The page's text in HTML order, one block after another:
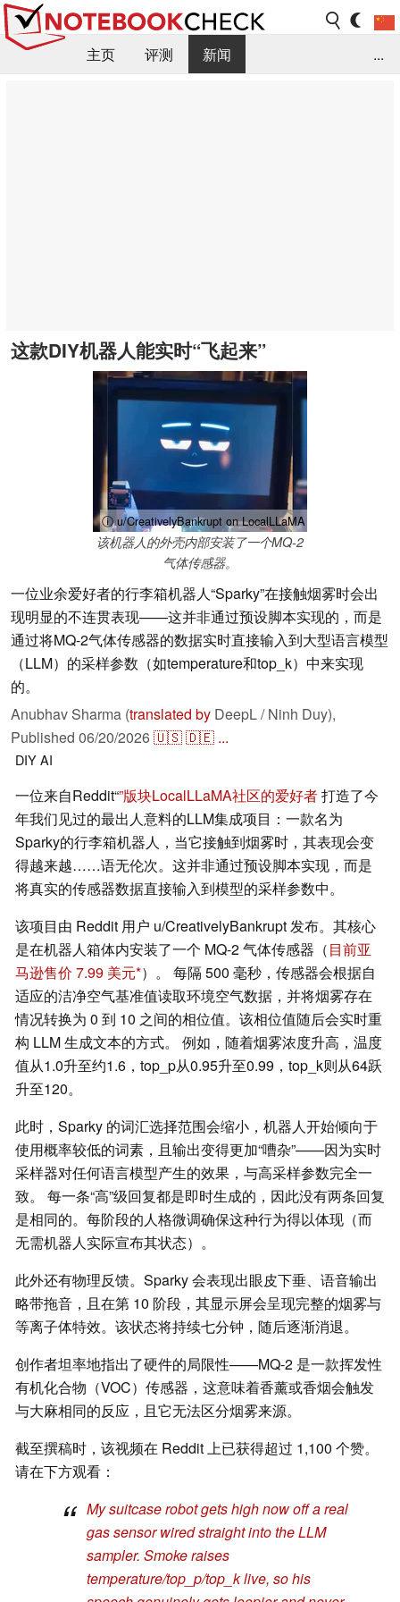
主页 评测
新闻
...
这款DIY机器人能实时“飞起来”
ⓘ u/CreativelyBankrupt on LocalLLaMA
该机器人的外壳内部安装了一个MQ-2
气体传感器。
一位业余爱好者的行李箱机器人“Sparky”在接触烟雾时会出
现明显的不连贯表现——这并非通过预设脚本实现的，而是
通过将MQ-2气体传感器的数据实时直接输入到大型语言模型
（LLM）的采样参数（如temperature和top_k）中来实现
的。
Anubhav Sharma (translated by DeepL / Ninh Duy),
Published 06/20/2026🇺🇸🇩🇪 ...
DIYAI
一位来自Reddit“”版块LocalLLaMA社区的爱好者打造了今
年我们见过的最出人意料的LLM集成项目：一款名为
Sparky的行李箱机器人，当它接触到烟雾时，其表现会变
得越来越……语无伦次。这并非通过预设脚本实现，而是
将真实的传感器数据直接输入到模型的采样参数中。
该项目由 Reddit 用户 u/CreativelyBankrupt 发布。其核心
是在机器人箱体内安装了一个 MQ-2 气体传感器（目前亚
马逊售价 7.99 美元 ）。 每隔 500 毫秒，传感器会根据自
适应的洁净空气基准值读取环境空气数据，并将烟雾存在
情况转换为 0 到 10 之间的相位值。该相位值随后会实时重
构 LLM 生成文本的方式。 例如，随着烟雾浓度升高，温度
值从1.0升至约1.6，top_p从0.95升至0.99，top_k则从64跃
升至120。
此时，Sparky 的词汇选择范围会缩小，机器人开始倾向于
使用概率较低的词素，且输出变得更加“嘈杂”——因为实时
采样器对任何语言模型产生的效果，与高采样参数完全一
致。 每一条“高”级回复都是即时生成的，因此没有两条回复
是相同的。每阶段的人格微调确保这种行为得以体现（而
无需机器人实际宣布其状态）。
此外还有物理反馈。Sparky 会表现出眼皮下垂、语音输出
略带拖音，且在第 10 阶段，其显示屏会呈现完整的烟雾与
等离子体特效。该状态将持续七分钟，随后逐渐消退。
创作者坦率地指出了硬件的局限性——MQ-2 是一款挥发性
有机化合物（VOC）传感器，这意味着香薰或香烟会触发
与大麻相同的反应，且它无法区分烟雾来源。
截至撰稿时，该视频在 Reddit 上已获得超过 1,100 个赞。
请在下方观看：
My suitcase robot gets high now off a real
gas sensor wired straight into the LLM
sampler. Smoke raises
temperature/top_p/top_k live, so his